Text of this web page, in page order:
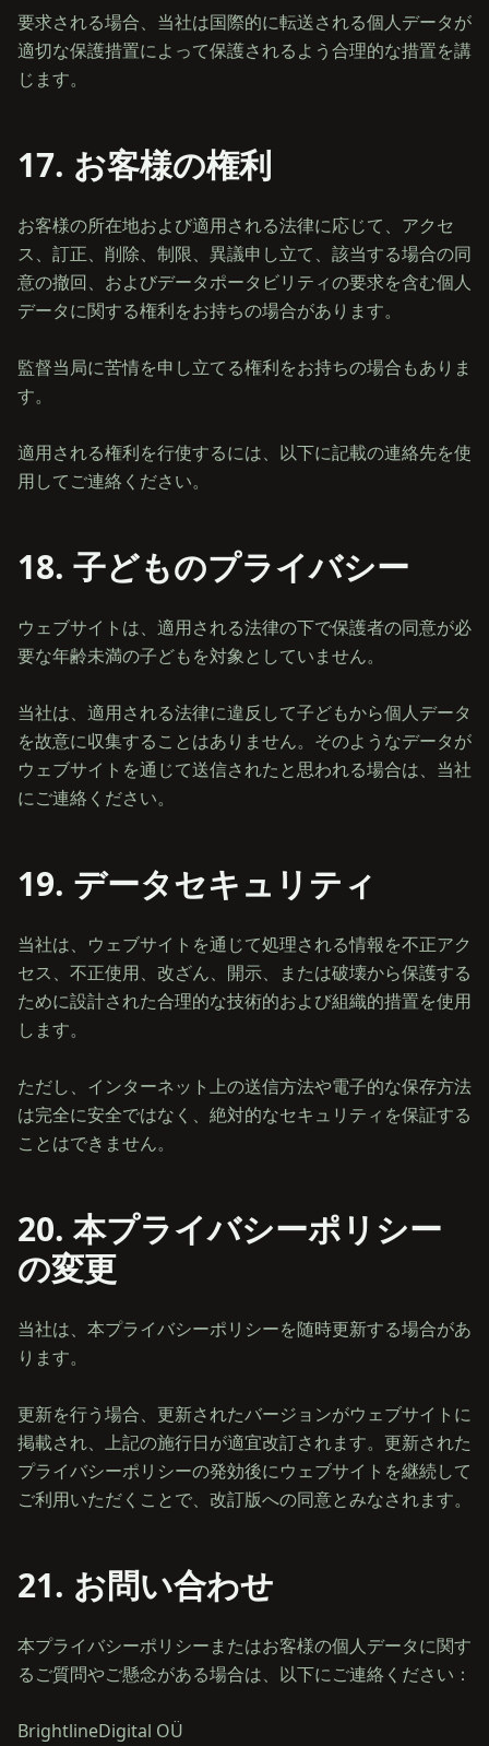
要求される場合、当社は国際的に転送される個人データが
適切な保護措置によって保護されるよう合理的な措置を講
17. お客様の権利
お客様の所在地および適用される法律に応じて、アクセ
ス、訂正、削除、制限、異議申し立て、該当する場合の同
意の撤回、およびデータポータビリティの要求を含む個人
データに関する権利をお持ちの場合があります。
監督当局に苦情を申し立てる権利をお持ちの場合もありま
す。
適用される権利を行使するには、以下に記載の連絡先を使
18. 子どものプライバシー
ウェブサイトは、適用される法律の下で保護者の同意が必
要な年齢未満の子どもを対象としていません。
当社は、適用される法律に違反して子どもから個人データ
を故意に収集することはありません。そのようなデータが
ウェブサイトを通じて送信されたと思われる場合は、当社
19. データセキュリティ
当社は、ウェブサイトを通じて処理される情報を不正アク
セス、不正使用、改ざん、開示、または破壊から保護する
ために設計された合理的な技術的および組織的措置を使用
します。
ただし、インターネット上の送信方法や電子的な保存方法
は完全に安全ではなく、絶対的なセキュリティを保証する
20. 本プライバシーポリシー
の変更
当社は、本プライバシーポリシーを随時更新する場合があ
ります。
更新を行う場合、更新されたバージョンがウェブサイトに
掲載され、上記の施行日が適宜改訂されます。更新された
プライバシーポリシーの発効後にウェブサイトを継続して
21. お問い合わせ
本プライバシーポリシーまたはお客様の個人データに関す
るご質問やご懸念がある場合は、以下にご連絡ください：
BrightlineDigital OÜ